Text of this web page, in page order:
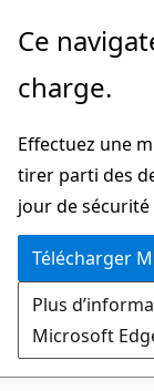
Passer
directement
au
principal
Ce
charge.
Effectuez une
tirer parti des
jour de
Télécharger
Plus
Microsoft